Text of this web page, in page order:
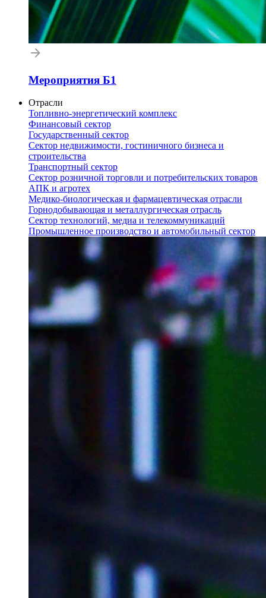
Мероприятия Б1
Отрасли
Топливно-энергетический комплекс
Финансовый сектор
Государственный сектор
Сектор недвижимости, гостиничного бизнеса и
строительства
Транспортный сектор
Сектор розничной торговли и потребительских товаров
АПК и агротех
Медико-биологическая и фармацевтическая отрасли
Горнодобывающая и металлургическая отрасль
Сектор технологий, медиа и телекоммуникаций
Промышленное производство и автомобильный сектор